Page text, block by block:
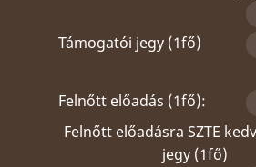
Támogatói jegy (1fő)
Felnőtt előadás (1fő):
Felnőtt előadásra SZTE
jegy (1fő)